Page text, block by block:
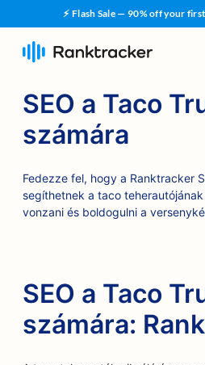
⚡ Flash Sale — 90% off your
SEO a Taco
számára
Fedezze fel, hogy a Ranktracker
segíthetnek a taco
vonzani és boldogulni a
SEO a Taco
számára: